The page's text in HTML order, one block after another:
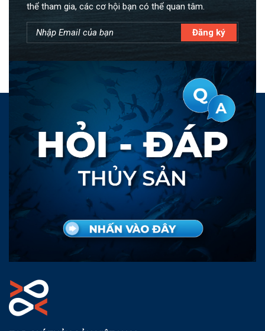
thể tham gia, các cơ hội bạn có thể quan tâm.